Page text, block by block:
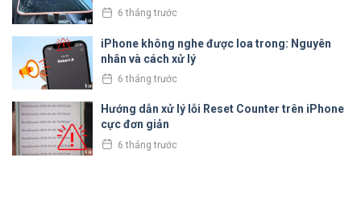
6 tháng trước
iPhone không nghe được loa trong: Nguyên
nhân và cách xử lý
6 tháng trước
Hướng dẫn xử lý lỗi Reset Counter trên iPhone
cực đơn giản
6 tháng trước